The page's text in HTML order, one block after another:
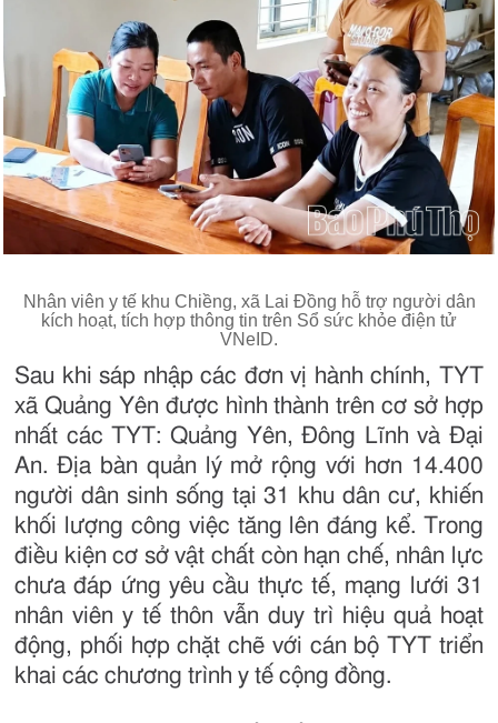
Nhân viên y tế khu Chiềng, xã Lai Đồng hỗ trợ người dân
kích hoạt, tích hợp thông tin trên Sổ sức khỏe điện tử
VNeID.
Sau khi sáp nhập các đơn vị hành chính, TYT
xã Quảng Yên được hình thành trên cơ sở hợp
nhất các TYT: Quảng Yên, Đông Lĩnh và Đại
An. Địa bàn quản lý mở rộng với hơn 14.400
người dân sinh sống tại 31 khu dân cư, khiến
khối lượng công việc tăng lên đáng kể. Trong
điều kiện cơ sở vật chất còn hạn chế, nhân lực
chưa đáp ứng yêu cầu thực tế, mạng lưới 31
nhân viên y tế thôn vẫn duy trì hiệu quả hoạt
động, phối hợp chặt chẽ với cán bộ TYT triển
khai các chương trình y tế cộng đồng.